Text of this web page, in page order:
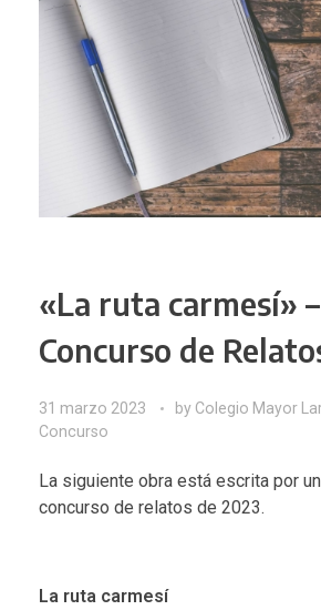
«La ruta carmesí» –
Concurso de
31 marzo 2023 by Colegio Mayor
Concurso
La siguiente obra está escrita por
concurso de relatos de 2023.
La ruta carmesí